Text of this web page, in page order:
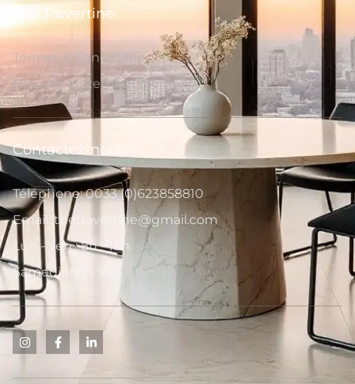
The Travertine
Termes & Conditions
Retours et Remboursements
Contactez-nous
Téléphone: 0033 (0)623858810
Email: thetravertine@gmail.com
Lun - ven : 8h - 18h
Samedi : 8h - 16h